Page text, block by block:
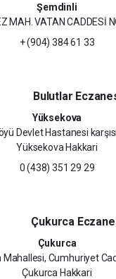
Şemdinli
MAH. VATAN CADDESİ
+ (904) 384 61 33
Bulutlar
Yüksekova
Devlet Hastanesi
Yüksekova Hakkari
0 (438) 351 29 29
Çukurca
Çukurca
Mahallesi, Cumhuriyet
Çukurca Hakkari